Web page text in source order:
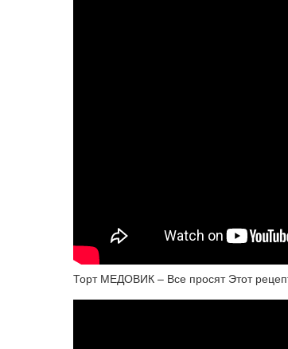
Торт МЕДОВИК – Все просят Этот